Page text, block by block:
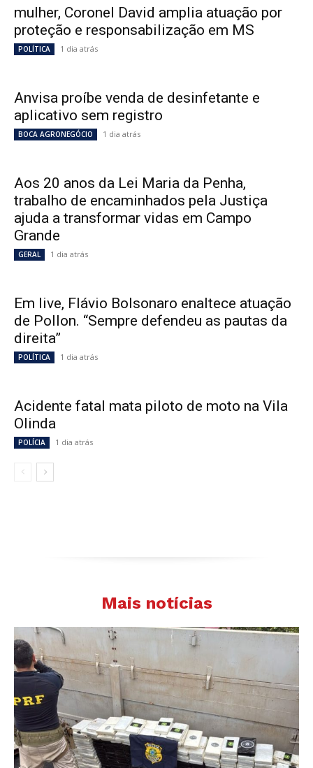
mulher, Coronel David amplia atuação por
proteção e responsabilização em MS
POLÍTICA 1 dia atrás
Anvisa proíbe venda de desinfetante e
aplicativo sem registro
BOCA AGRONEGÓCIO 1 dia atrás
Aos 20 anos da Lei Maria da Penha,
trabalho de encaminhados pela Justiça
ajuda a transformar vidas em Campo
Grande
GERAL 1 dia atrás
Em live, Flávio Bolsonaro enaltece atuação
de Pollon. “Sempre defendeu as pautas da
direita”
POLÍTICA 1 dia atrás
Acidente fatal mata piloto de moto na Vila
Olinda
POLÍCIA 1 dia atrás
Mais notícias